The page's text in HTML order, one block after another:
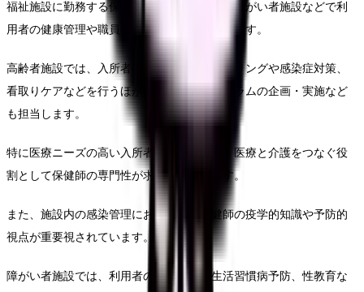
福祉施設に勤務する保健師は、高齢者施設や障がい者施設などで利
用者の健康管理や職員への保健指導を担当します。
高齢者施設では、入所者の健康状態のモニタリングや感染症対策、
看取りケアなどを行うほか、介護予防プログラムの企画・実施など
も担当します。
特に医療ニーズの高い入所者が増加する中、医療と介護をつなぐ役
割として保健師の専門性が求められています。
また、施設内の感染管理においても、保健師の疫学的知識や予防的
視点が重要視されています。
障がい者施設では、利用者の健康管理や生活習慣病予防、性教育な